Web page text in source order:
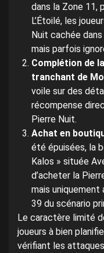
dans la Zone 11,
L’Étoilé, les
Nuit cachée
mais parfois
Complétion de
tranchant de
voile sur des
récompense
Pierre Nuit.
Achat en
été épuisées, la
Kalos » située
d’acheter la
mais
39 du scénario
Le caractère limité
joueurs à bien
vérifiant les